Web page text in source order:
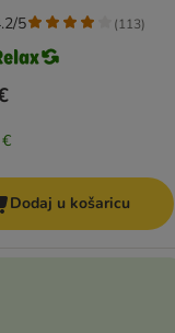
5 (113)
Dodaj u košaricu